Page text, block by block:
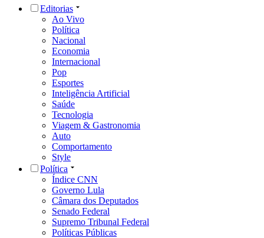
Editorias
Ao Vivo
Política
Nacional
Economia
Internacional
Pop
Esportes
Inteligência Artificial
Saúde
Tecnologia
Viagem & Gastronomia
Auto
Comportamento
Style
Política
Índice CNN
Governo Lula
Câmara dos Deputados
Senado Federal
Supremo Tribunal Federal
Políticas Públicas